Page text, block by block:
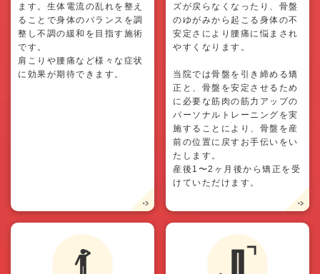
ます。生体電流の乱れを整え
ることで身体のバランスを調
整し不調の緩和を目指す施術
です。
肩こりや腰痛など様々な症状
に効果が期待できます。
ズが戻らなくなったり、骨盤
のゆがみから起こる身体の不
安定さにより腰痛に悩まされ
やすくなります。
当院では骨盤を引き締める矯
正と、骨盤を安定させるため
に必要な筋肉の筋力アップの
パーソナルトレーニングを実
施することにより、骨盤を産
前の位置に戻すお手伝いをい
たします。
産後1〜2ヶ月後から矯正を受
けていただけます。